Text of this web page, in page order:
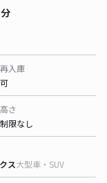
再入庫
可
高さ
制限なし
ス大型車・SUV